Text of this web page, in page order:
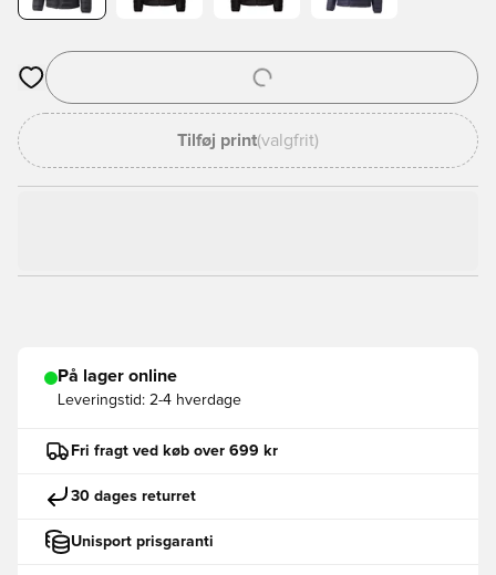
Åbner en Modal til at logge ind eller tilmelde dig som medlem
Tilføj print(valgfrit)
På lager online
Leveringstid: 2-4 hverdage
Fri fragt ved køb over 699 kr
30 dages returret
Unisport prisgaranti